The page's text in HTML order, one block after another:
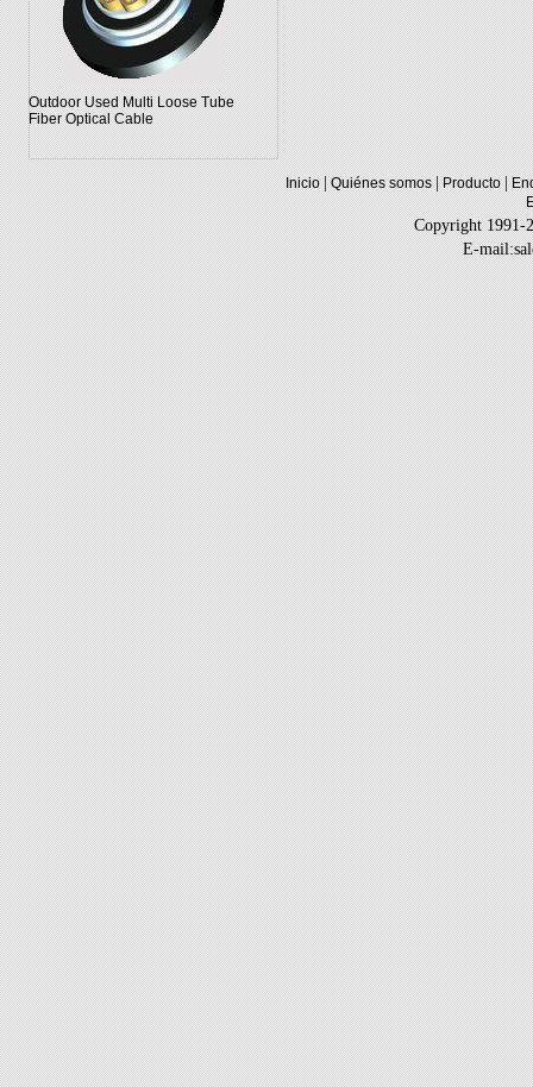
Outdoor Used Multi Loose Tube
Fiber Optical Cable
Inicio|Quiénes somos|Producto|
Copyright 1991-
E-